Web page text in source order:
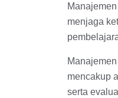
menjaga
mencakup
serta